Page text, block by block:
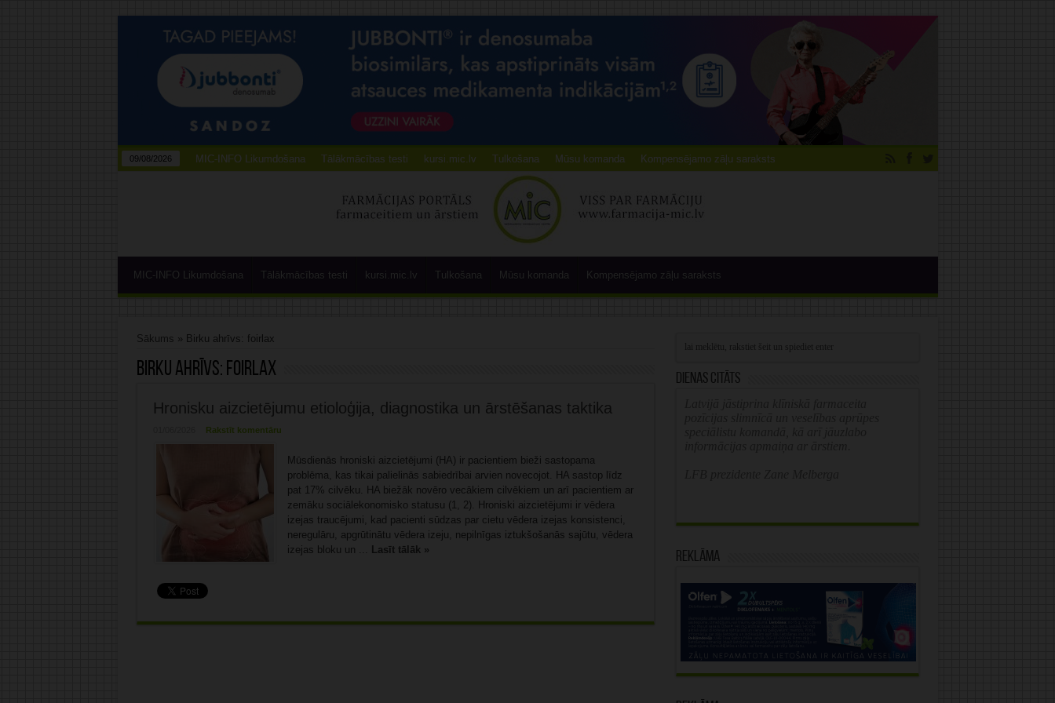
09/08/2026 MIC-INFO Likumdošana Tālākmācības testi kursi.mic.lv Tulkošana Mūsu komanda Kompensējamo zāļu saraksts
MIC-INFO Likumdošana Tālākmācības testi kursi.mic.lv Tulkošana Mūsu komanda Kompensējamo zāļu saraksts
Sākums » Birku ahrīvs: foirlax
Birku ahrīvs: foirlax
Hronisku aizcietējumu etioloģija, diagnostika un ārstēšanas taktika
Rakstīt komentāru
Mūsdienās hroniski aizcietējumi (HA) ir pacientiem bieži sastopama
problēma, kas tikai palielinās sabiedrībai arvien novecojot. HA sastop līdz
pat 17% cilvēku. HA biežāk novēro vecākiem cilvēkiem un arī pacientiem ar
zemāku sociālekonomisko statusu (1, 2). Hroniski aizcietējumi ir vēdera
izejas traucējumi, kad pacienti sūdzas par cietu vēdera izejas konsistenci,
neregulāru, apgrūtinātu vēdera izeju, nepilnīgas iztukšošanās sajūtu, vēdera
izejas bloku un ... Lasīt tālāk »
Dienas citāts
Reklāma